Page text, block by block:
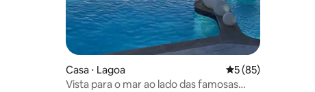
Casa ⋅ Lagoa 5 de uma
5 (85)
Vista para o mar ao lado das famosas